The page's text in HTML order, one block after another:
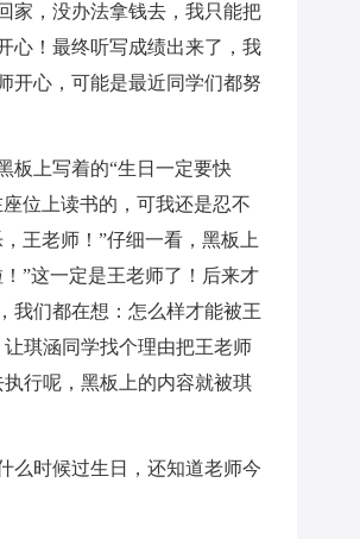
家，没办法拿钱去，我只能把
心！最终听写成绩出来了，我
开心，可能是最近同学们都努
板上写着的“生日一定要快
位上读书的，可我还是忍不
王老师！”仔细一看，黑板上
”这一定是王老师了！后来才
我们都在想：怎么样才能被王
琪涵同学找个理由把王老师
行呢，黑板上的内容就被琪
么时候过生日，还知道老师今